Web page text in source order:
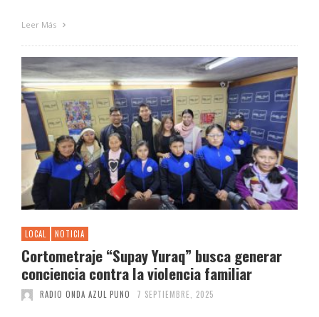
Leer Más
LOCAL NOTICIA
Cortometraje “Supay Yuraq” busca generar
conciencia contra la violencia familiar
RADIO ONDA AZUL PUNO 7 SEPTIEMBRE, 2025